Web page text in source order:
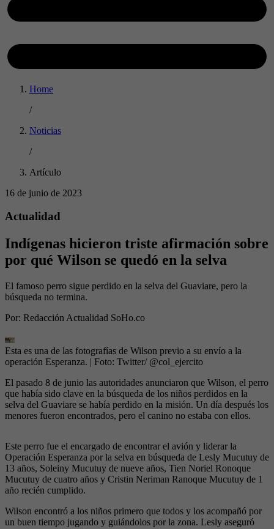
Home
/
Noticias
/
Artículo
16 de junio de 2023
Actualidad
Indígenas hicieron triste afirmación sobre
por qué Wilson se quedó en la selva
El famoso perro sigue perdido en la selva del Guaviare, pero la
búsqueda no termina.
Por: Redacción Actualidad SoHo.co
Esta es una de las fotografías de Wilson previo a su envío a la
operación Esperanza. | Foto: Twitter/ @col_ejercito
El pasado 8 de junio las autoridades anunciaron que Wilson, el perro
que había sido clave en la búsqueda de los niños perdidos en la
selva del Guaviare se había perdido en la misión. Un día después los
menores fueron encontrados, pero el canino no estaba con ellos.
Este perro fue el encargado de encontrar el avión y liderar la
Operación Esperanza por la selva en búsqueda de Lesly Mucutuy de
13 años, Soleiny Mucutuy de nueve años, Tien Noriel Ronoque
Mucutuy de cuatro años y Cristin Neriman Ranoque Mucutuy de 1
año recién cumplido.
Wilson encontró a los niños primero que todos y los acompañó por
un buen tiempo jugando y guiándolos por la zona. Lesly aseguró